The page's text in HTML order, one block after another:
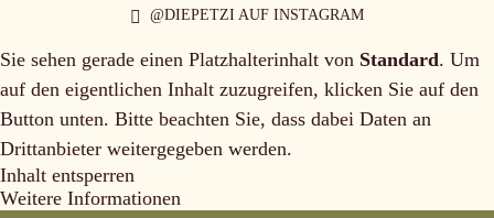
@DIEPETZI AUF INSTAGRAM
Sie sehen gerade einen Platzhalterinhalt von Standard. Um
auf den eigentlichen Inhalt zuzugreifen, klicken Sie auf den
Button unten. Bitte beachten Sie, dass dabei Daten an
Drittanbieter weitergegeben werden.
Inhalt entsperren
Weitere Informationen